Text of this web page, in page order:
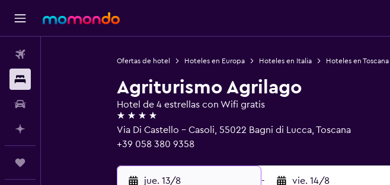
Ofertas de hotel Hoteles en Europa Hoteles en Italia Hoteles en Toscana
Agriturismo Agrilago
Hotel de 4 estrellas con Wifi gratis
4 estrellas
Via Di Castello - Casoli, 55022 Bagni di Lucca, Toscana
+39 058 380 9358
jue. 13/8 - vie. 14/8